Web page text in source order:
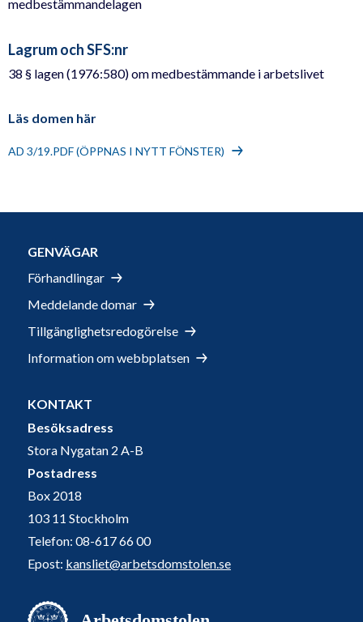
medbestämmandelagen
Lagrum och SFS:nr
38 § lagen (1976:580) om medbestämmande i arbetslivet
Läs domen här
AD 3/19.PDF (ÖPPNAS I NYTT FÖNSTER)
GENVÄGAR
Förhandlingar
Meddelande domar
Tillgänglighetsredogörelse
Information om webbplatsen
KONTAKT
Besöksadress
Stora Nygatan 2 A-B
Postadress
Box 2018
103 11 Stockholm
Telefon: 08-617 66 00
Epost: kansliet@arbetsdomstolen.se